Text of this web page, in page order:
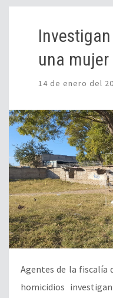
una
14 de enero del
Agentes de la fiscalía
homicidios